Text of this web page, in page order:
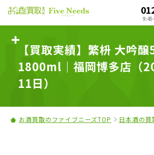
【買取実績】繁枡 大吟醸
1800ml｜福岡博多店（
11日）
お酒買取のファイブニーズTOP 日本酒の買